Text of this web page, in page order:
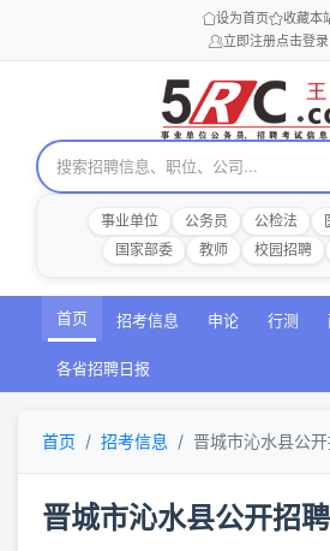
设为首页
收藏本
立即注册点击登录
事业单位 公务员 公检法
国家部委
教师 校园招聘
首页 招考信息 申论 行测
各省招聘日报
首页 招考信息 晋城市沁水县公
晋城市沁水县公开招